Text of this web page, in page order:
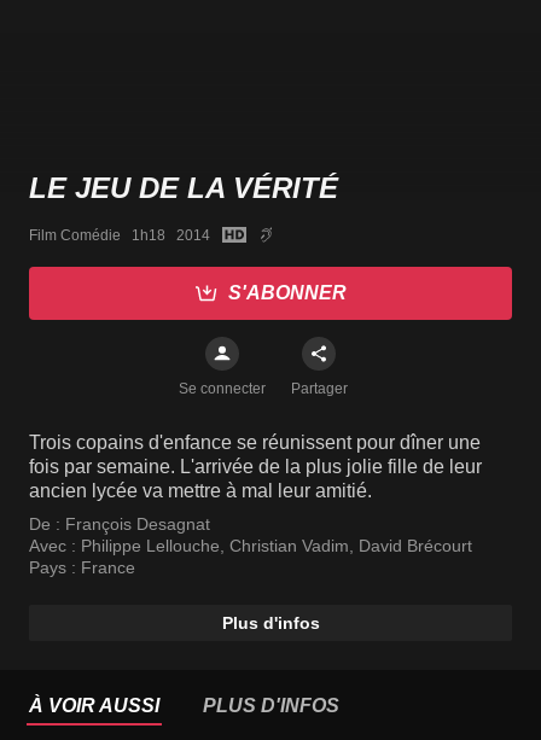
LE JEU DE LA VÉRITÉ
Film Comédie   1h18   2014
S'ABONNER
Se connecter Partager
Trois copains d'enfance se réunissent pour dîner une
fois par semaine. L'arrivée de la plus jolie fille de leur
ancien lycée va mettre à mal leur amitié.
De : François Desagnat
Avec : Philippe Lellouche Christian Vadim
David Brécourt
Pays : France
Plus d'infos
À VOIR AUSSI PLUS D'INFOS